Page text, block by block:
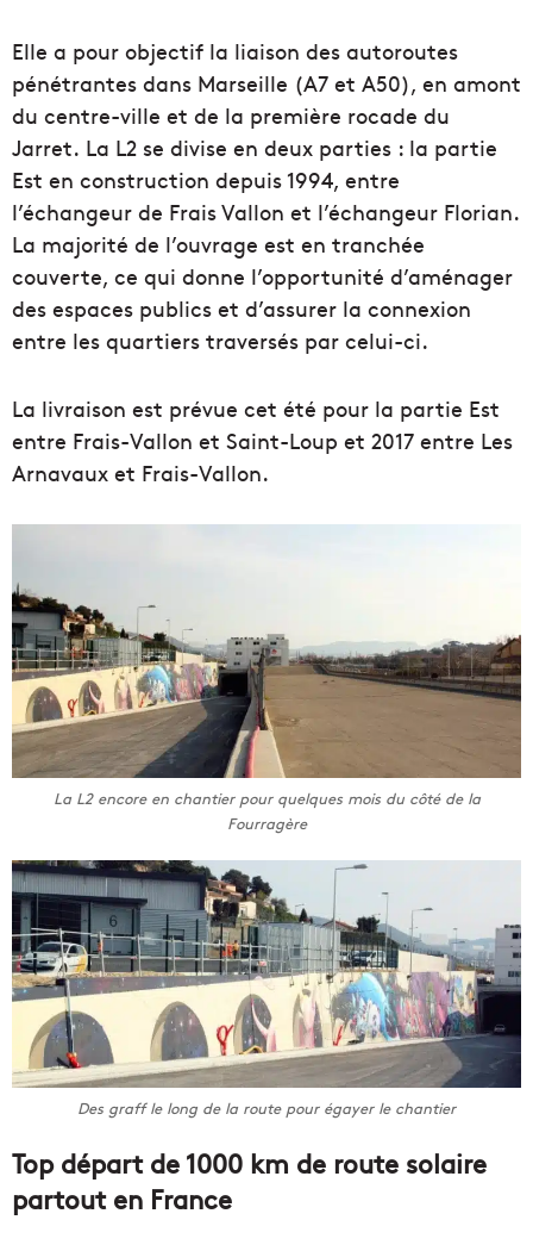
Elle a pour objectif la liaison des autoroutes
pénétrantes dans Marseille (A7 et A50), en amont
du centre-ville et de la première rocade du
Jarret. La L2 se divise en deux parties : la partie
Est en construction depuis 1994, entre
l’échangeur de Frais Vallon et l’échangeur Florian.
La majorité de l’ouvrage est en tranchée
couverte, ce qui donne l’opportunité d’aménager
des espaces publics et d’assurer la connexion
entre les quartiers traversés par celui-ci.
La livraison est prévue cet été pour la partie Est
entre Frais-Vallon et Saint-Loup et 2017 entre Les
Arnavaux et Frais-Vallon.
La L2 encore en chantier pour quelques mois du côté de la
Fourragère
Des graff le long de la route pour égayer le chantier
Top départ de 1000 km de route solaire
partout en France